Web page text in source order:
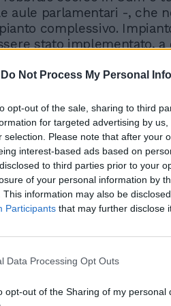
Do Not Process My Personal
opt-out of the sale, sharing to third
for targeted advertising by
selection. Please note that after your
interest-based ads based on
to third parties prior to your
of your personal information by
This information may also be
Participants that may further disclose
Data Processing Opt Outs
opt-out of the Sharing of my personal
aule parlamentari -, che
complessivo.
stato implementato, a
del testo in fase di
tutta una serie di
aveva in qualche
va dal rischio terrorismo a
al caso estremo di una
da impedire un
Tutte situazioni in cui le
impedire ai migranti in
italiano già prima dello
navale», il testo
titolo a restare in Italia.